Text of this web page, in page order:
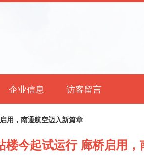
企业信息 访客留言
用，南通航空迈入新篇章
楼今起试运行 廊桥启用